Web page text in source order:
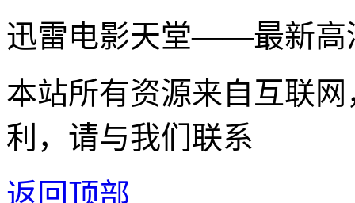
迅雷电影天堂——最新高
本站所有资源来自互联
利，请与我们联系
返回顶部